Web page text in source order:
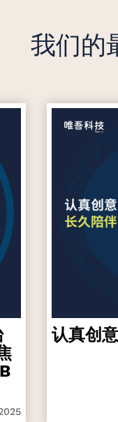
我们的
认真创